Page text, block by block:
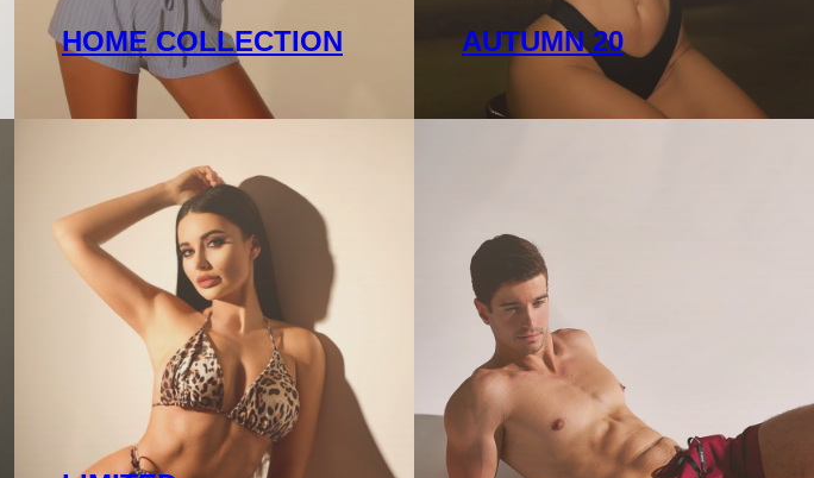
HOME COLLECTION AUTUMN 20